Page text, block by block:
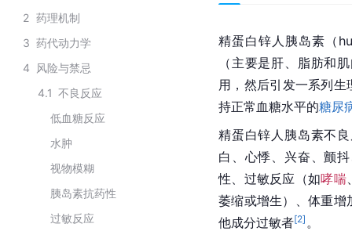
2 药理机制
3 药代动力学
4
风险与禁忌
4.1 不良反应
低血糖反应
水肿
视物模糊
胰岛素抗药性
过敏反应
精蛋白锌人胰岛素（
（主要是肝、脂肪和
用，然后引发一系列生
持正常血糖水平的糖尿
精蛋白锌人胰岛素不
白、心悸、兴奋、颤
性、过敏反应（如哮喘
萎缩或增生）、体重增
他成分过敏者[2] 。